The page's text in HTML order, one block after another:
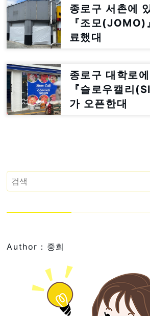
종로구 서촌에
『조모
료했대
종로구 대학로
『슬로우캘리
가 오픈한대
Author：중희